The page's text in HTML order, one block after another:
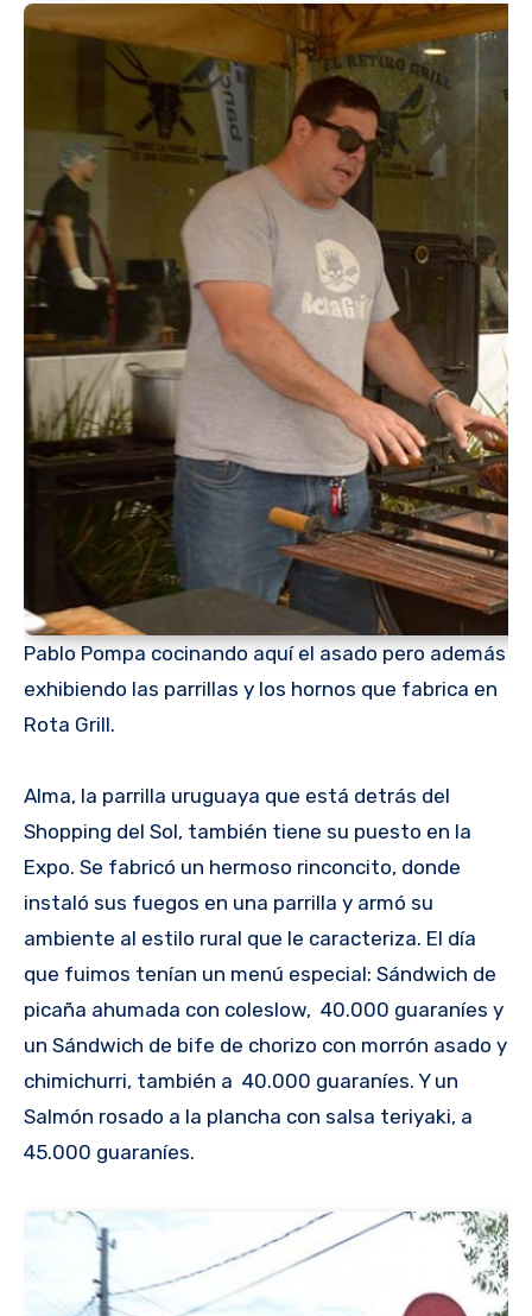
Pablo Pompa cocinando aquí el asado pero además
exhibiendo las parrillas y los hornos que fabrica en
Rota Grill.
Alma, la parrilla uruguaya que está detrás del
Shopping del Sol, también tiene su puesto en la
Expo. Se fabricó un hermoso rinconcito, donde
instaló sus fuegos en una parrilla y armó su
ambiente al estilo rural que le caracteriza. El día
que fuimos tenían un menú especial: Sándwich de
picaña ahumada con coleslow, 40.000 guaraníes y
un Sándwich de bife de chorizo con morrón asado y
chimichurri, también a 40.000 guaraníes. Y un
Salmón rosado a la plancha con salsa teriyaki, a
45.000 guaraníes.